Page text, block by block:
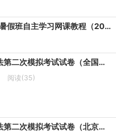
【视频】2026林阳初三道法暑假班自主学习网课教程（2025秋上）
2026中考道法第二次模拟考试试卷（全国通用）PDF电子版下载
阅读(35)
2026中考道法第二次模拟考试试卷（北京卷）